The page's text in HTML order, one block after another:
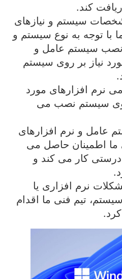
کند.
سیستم و نیازهای
با توجه به نوع سیستم و
سیستم عامل و
نیاز بر روی سیستم
نرم افزارهای مورد
سیستم نصب می
عامل و نرم افزارهای
ما اطمینان حاصل می
کار می کند و
نرم افزاری یا
تیم فنی ما اقدام